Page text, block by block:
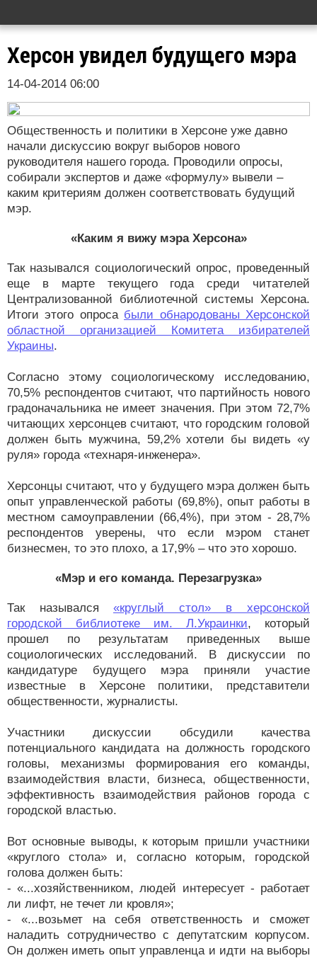
Херсон увидел будущего мэра
14-04-2014 06:00
Общественность и политики в Херсоне уже давно
начали дискуссию вокруг выборов нового
руководителя нашего города. Проводили опросы,
собирали экспертов и даже «формулу» вывели –
каким критериям должен соответствовать будущий
мэр.
«Каким я вижу мэра Херсона»
Так назывался социологический опрос, проведенный
еще в марте текущего года среди читателей
Централизованной библиотечной системы Херсона.
Итоги этого опроса были обнародованы Херсонской
областной организацией Комитета избирателей
Украины.
Согласно этому социологическому исследованию,
70,5% респондентов считают, что партийность нового
градоначальника не имеет значения. При этом 72,7%
читающих херсонцев считают, что городским головой
должен быть мужчина, 59,2% хотели бы видеть «у
руля» города «технаря-инженера».
Херсонцы считают, что у будущего мэра должен быть
опыт управленческой работы (69,8%), опыт работы в
местном самоуправлении (66,4%), при этом - 28,7%
респондентов уверены, что если мэром станет
бизнесмен, то это плохо, а 17,9% – что это хорошо.
«Мэр и его команда. Перезагрузка»
Так назывался «круглый стол» в херсонской
городской библиотеке им. Л.Украинки, который
прошел по результатам приведенных выше
социологических исследований. В дискуссии по
кандидатуре будущего мэра приняли участие
известные в Херсоне политики, представители
общественности, журналисты.
Участники дискуссии обсудили качества
потенциального кандидата на должность городского
головы, механизмы формирования его команды,
взаимодействия власти, бизнеса, общественности,
эффективность взаимодействия районов города с
городской властью.
Вот основные выводы, к которым пришли участники
«круглого стола» и, согласно которым, городской
голова должен быть:
- «...хозяйственником, людей интересует - работает
ли лифт, не течет ли кровля»;
- «...возьмет на себя ответственность и сможет
наладить сотрудничество с депутатским корпусом.
Он должен иметь опыт управленца и идти на выборы